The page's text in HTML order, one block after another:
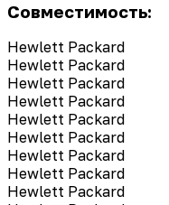
Совместимость:
Hewlett Packard
Hewlett Packard
Hewlett Packard
Hewlett Packard
Hewlett Packard
Hewlett Packard
Hewlett Packard
Hewlett Packard
Hewlett Packard